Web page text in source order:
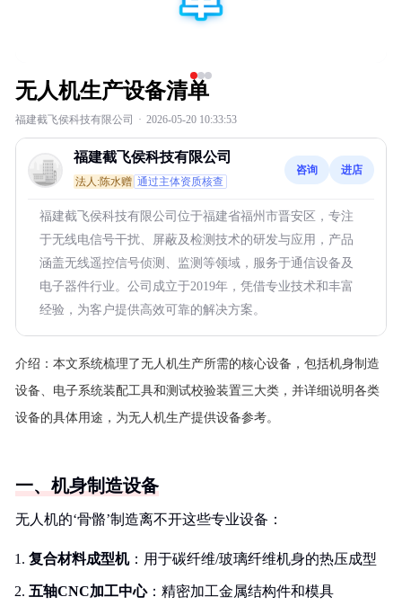
无人机生产设备清单
福建截飞侯科技有限公司 · 2026-05-20 10:33:53
福建截飞侯科技有限公司
法人:陈水赠 通过主体资质核查
咨询 进店
福建截飞侯科技有限公司位于福建省福州市晋安区，专注
于无线电信号干扰、屏蔽及检测技术的研发与应用，产品
涵盖无线遥控信号侦测、监测等领域，服务于通信设备及
电子器件行业。公司成立于2019年，凭借专业技术和丰富
经验，为客户提供高效可靠的解决方案。
介绍： 本文系统梳理了无人机生产所需的核心设备，包括机身制造
设备、电子系统装配工具和测试校验装置三大类，并详细说明各类
设备的具体用途，为无人机生产提供设备参考。
一、机身制造设备
无人机的‘骨骼’制造离不开这些专业设备：
复合材料成型机：用于碳纤维/玻璃纤维机身的热压成型
五轴CNC加工中心：精密加工金属结构件和模具